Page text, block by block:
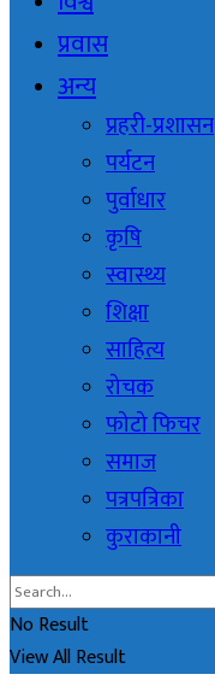
प्रवास
अन्य
प्रहरी-प्रशासन
पर्यटन
पुर्वाधार
कृषि
स्वास्थ्य
शिक्षा
साहित्य
रोचक
फोटो फिचर
समाज
पत्रपत्रिका
कुराकानी
No Result
View All Result